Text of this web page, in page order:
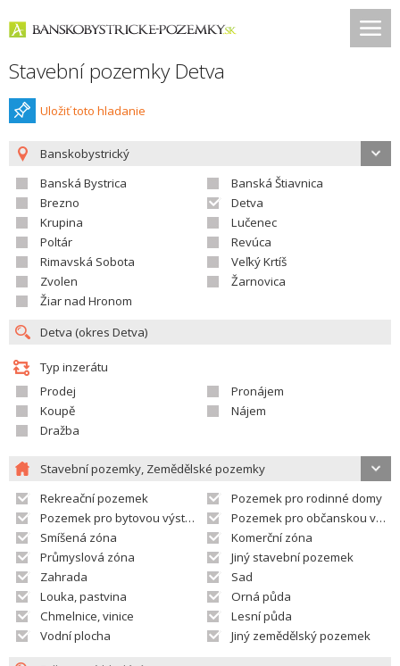
Stavební pozemky Detva
Uložiť toto hladanie
Banskobystrický
Banská Bystrica
Banská Štiavnica
Brezno
Detva
Krupina
Lučenec
Poltár
Revúca
Rimavská Sobota
Veľký Krtíš
Zvolen
Žarnovica
Žiar nad Hronom
Typ inzerátu
Prodej
Pronájem
Koupě
Nájem
Dražba
Stavební pozemky, Zemědělské pozemky
Rekreační pozemek
Pozemek pro rodinné domy
Pozemek pro bytovou výstavbu
Pozemek pro občanskou vybavenost
Smíšená zóna
Komerční zóna
Průmyslová zóna
Jiný stavební pozemek
Zahrada
Sad
Louka, pastvina
Orná půda
Chmelnice, vinice
Lesní půda
Vodní plocha
Jiný zemědělský pozemek